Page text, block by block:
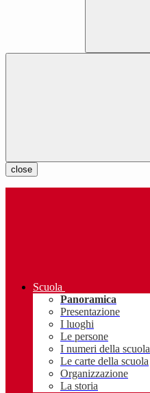
close
Scuola
Panoramica
Presentazione
I luoghi
Le persone
I numeri della scuola
Le carte della scuola
Organizzazione
La storia